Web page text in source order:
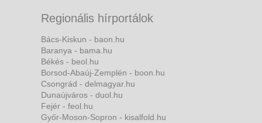
Regionális hírportálok
Bács-Kiskun - baon.hu
Baranya - bama.hu
Békés - beol.hu
Borsod-Abaúj-Zemplén - boon.hu
Csongrád - delmagyar.hu
Dunaújváros - duol.hu
Fejér - feol.hu
Győr-Moson-Sopron - kisalfold.hu